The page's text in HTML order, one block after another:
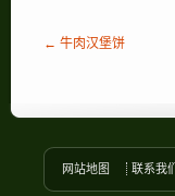
← 牛肉汉堡饼
网站地图 联系我们